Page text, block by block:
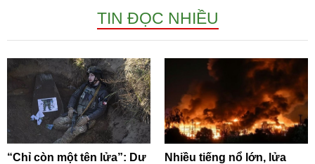
TIN ĐỌC NHIỀU
“Chỉ còn một tên lửa”: Dư
Nhiều tiếng nổ lớn, lửa